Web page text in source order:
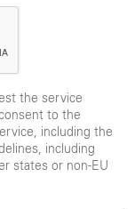
the service
to the
including the
including
states or non-EU